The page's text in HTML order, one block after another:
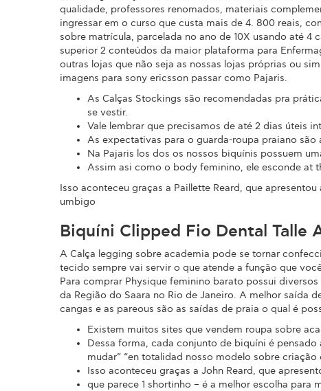
qualidade, professores renomados, materiais
ingressar em o curso que custa mais de 4. 800 reais,
sobre matrícula, parcelada no ano de 10X usando até
superior 2 conteúdos da maior plataforma para
outras lojas que não seja as nossas lojas próprias ou
imagens para sony ericsson passar como Pajaris.
As Calças Stockings são recomendadas pra
se vestir.
Vale lembrar que precisamos de até 2 dias úteis
As expectativas para o guarda-roupa praiano
Na Pajaris los dos os nossos biquínis possuem
Assim asi como o body feminino, ele esconde at
Isso aconteceu graças a Paillette Reard, que
umbigo
Biquíni Clipped Fio Dental Talle
A Calça legging sobre academia pode se tornar
tecido sempre vai servir o que atende a função que
Para comprar Physique feminino barato possui
da Região do Saara no Rio de Janeiro. A melhor saída
cangas e as pareous são as saídas de praia o qual é
Existem muitos sites que vendem roupa sobre
Dessa forma, cada conjunto de biquíni é
mudar” “en totalidad nosso modelo sobre
Isso aconteceu graças a John Reard, que
que parece 1 shortinho – é a melhor escolha para